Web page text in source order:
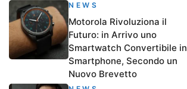
NEWS
Motorola Rivoluziona il
Futuro: in Arrivo uno
Smartwatch Convertibile in
Smartphone, Secondo un
Nuovo Brevetto